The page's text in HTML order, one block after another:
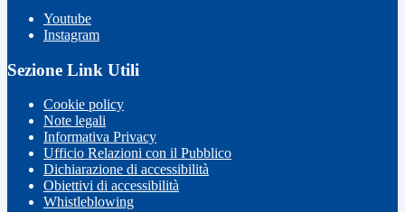
Youtube
Instagram
Sezione Link Utili
Cookie policy
Note legali
Informativa Privacy
Ufficio Relazioni con il Pubblico
Dichiarazione di accessibilità
Obiettivi di accessibilità
Whistleblowing